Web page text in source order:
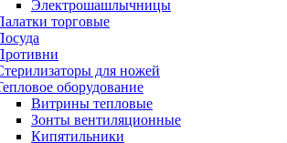
Электрошашлычницы
торговые
для ножей
оборудование
Витрины тепловые
Зонты вентиляционные
Кипятильники